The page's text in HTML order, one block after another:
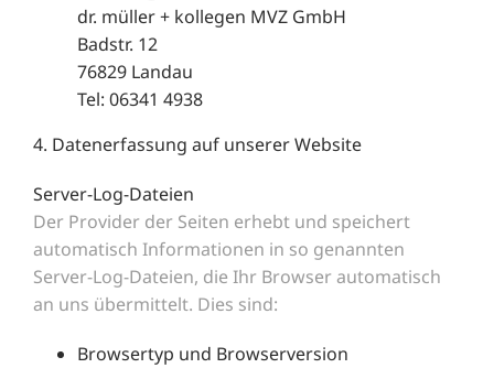
dr. müller + kollegen MVZ GmbH
Badstr. 12
76829 Landau
Tel: 06341 4938
4. Datenerfassung auf unserer Website
Server-Log-Dateien
Der Provider der Seiten erhebt und speichert
automatisch Informationen in so genannten
Server-Log-Dateien, die Ihr Browser automatisch
an uns übermittelt. Dies sind:
Browsertyp und Browserversion